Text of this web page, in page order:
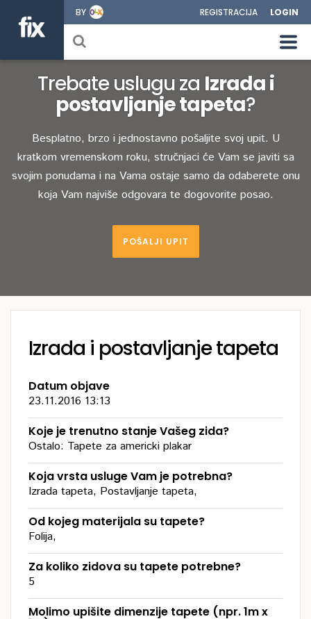
BY REGISTRACIJA LOGIN
Trebate uslugu za Izrada i
postavljanje tapeta?
Besplatno, brzo i jednostavno pošaljite svoj upit. U
kratkom vremenskom roku, stručnjaci će Vam se javiti sa
svojim ponudama i na Vama ostaje samo da odaberete onu
koja Vam najviše odgovara te dogovorite posao.
POŠALJI UPIT
Izrada i postavljanje tapeta
Datum objave
23.11.2016 13:13
Koje je trenutno stanje Vašeg zida?
Ostalo: Tapete za americki plakar
Koja vrsta usluge Vam je potrebna?
Izrada tapeta, Postavljanje tapeta,
Od kojeg materijala su tapete?
Folija,
Za koliko zidova su tapete potrebne?
5
Molimo upišite dimenzije tapete (npr. 1m x